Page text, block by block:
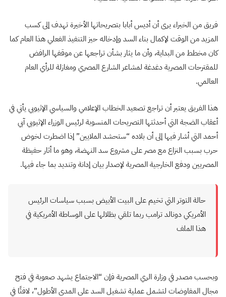
فريق من الخبراء يرى أن أديس أبابا بتصريحاتها الأخيرة تهدف إلى كسب
المزيد من الوقت لإكمال بناء السد وإدخاله حيز التنفيذ الفعلي هذا العام كما
كان مخطط من البداية، وأن ما يثار بشأن تراجعها عن موقفها الرافض
للمقترحات المصرية دغدغة لمشاعر الشارع المصري ومغازلة للرأي العام
العالمي.
هذا الفريق يعتبر أن تراجع تصعيد الخطاب الإعلامي والسياسي الإثيوبي يأتي في
أعقاب الضجة التي أحدثتها التصريحات المنسوبة لرئيس الوزراء الإثيوبي آبي
أحمد التي أشار فيها إلى أن بلاده “ستحشد الملايين” إذا اضطرت لخوض
حرب بسبب النزاع مع مصر على مشروع سد النهضة، وهو ما أثار حفيظة
المصريين ودفع الخارجية المصرية لإصدار بيان إدانة وتنديد بما جاء فيها.
حالة التوتر التي تخيم على البيت الأبيض بسبب سياسات الرئيس
الأمريكي دونالد ترامب ربما تلقي بظلالها على الوساطة الأمريكية في
هذا الملف
وبحسب مصدر في وزارة الري المصرية فإن “الاجتماع يشهد صعوبة في فتح
مجال المفاوضات لتشمل عملية تشغيل السد على المدى الأطول”، لافتًا في